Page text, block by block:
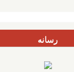
رسانه